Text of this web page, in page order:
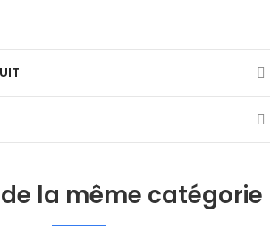
la même catégorie